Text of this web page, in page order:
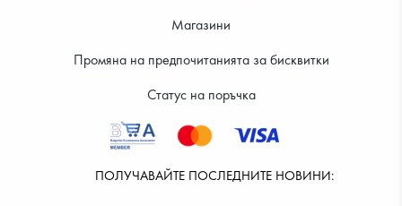
Магазини
Промяна на предпочитанията за бисквитки
Статус на поръчка
ПОЛУЧАВАЙТЕ ПОСЛЕДНИТЕ НОВИНИ: